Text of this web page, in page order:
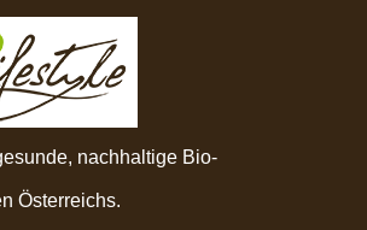
nachhaltige Bio-
Österreichs.